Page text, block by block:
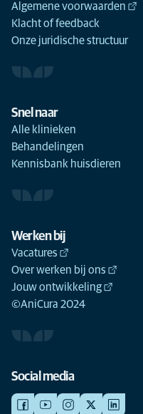
Algemene voorwaarden
Klacht of feedback
Onze juridische structuur
Snel naar
Alle klinieken
Behandelingen
Kennisbank huisdieren
Werken bij
Vacatures
Over werken bij ons
Jouw ontwikkeling
©AniCura 2024
Social media